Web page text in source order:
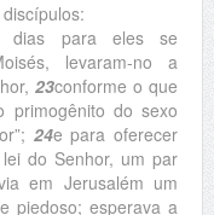
dias para eles se
levaram-no a
23conforme o que
primogênito do sexo
24e para oferecer
do Senhor, um par
em Jerusalém um
piedoso; esperava a